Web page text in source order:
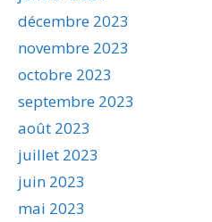
décembre 2023
novembre 2023
octobre 2023
septembre 2023
août 2023
juillet 2023
juin 2023
mai 2023